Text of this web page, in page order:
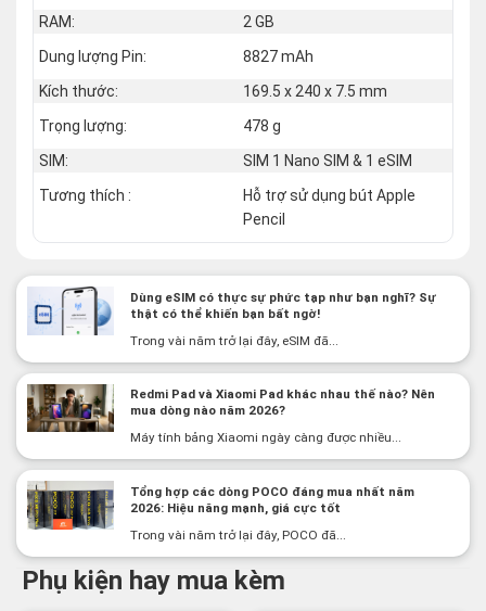
RAM:
2 GB
Dung lượng Pin:
8827 mAh
Kích thước:
169.5 x 240 x 7.5 mm
Trọng lượng:
478 g
SIM:
SIM 1 Nano SIM & 1 eSIM
Tương thích :
Hỗ trợ sử dụng bút Apple
Pencil
Dùng eSIM có thực sự phức tạp như bạn nghĩ? Sự
thật có thể khiến bạn bất ngờ!
Trong vài năm trở lại đây, eSIM đã...
Redmi Pad và Xiaomi Pad khác nhau thế nào? Nên
mua dòng nào năm 2026?
Máy tính bảng Xiaomi ngày càng được nhiều...
Tổng hợp các dòng POCO đáng mua nhất năm
2026: Hiệu năng mạnh, giá cực tốt
Trong vài năm trở lại đây, POCO đã...
Phụ kiện hay mua kèm